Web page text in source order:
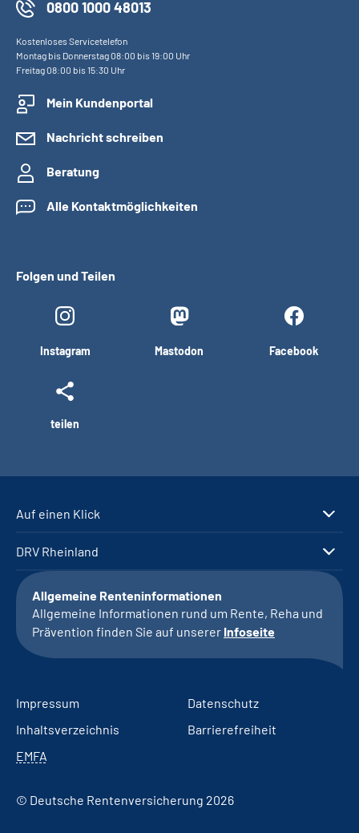
0800 1000 48013
Kostenloses Servicetelefon
Montag bis Donnerstag 08:00 bis 19:00 Uhr
Freitag 08:00 bis 15:30 Uhr
Mein Kundenportal
Nachricht schreiben
Beratung
Alle Kontaktmöglichkeiten
Folgen und Teilen
Instagram Mastodon Facebook
teilen
Auf einen Klick
DRV Rheinland
Allgemeine Renteninformationen
Allgemeine Informationen rund um Rente, Reha und
Prävention finden Sie auf unserer Infoseite
Impressum
Datenschutz
Inhaltsverzeichnis
Barrierefreiheit
EMFA
© Deutsche Rentenversicherung 2026